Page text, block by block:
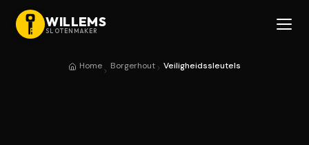
WILLEMS
SLOTENMAKER
Home Borgerhout Veiligheidssleutels